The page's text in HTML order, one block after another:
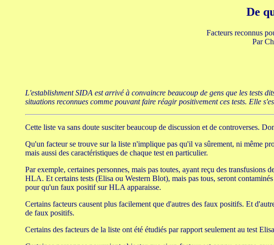
De
Facteurs reconnus
Par
L'establishment SIDA est arrivé à convaincre beaucoup de gens que les tests
situations reconnues comme pouvant faire réagir positivement ces tests. Elle
Cette liste va sans doute susciter beaucoup de discussion et de controverses.
Qu'un facteur se trouve sur la liste n'implique pas qu'il va sûrement, ni même
mais aussi des caractéristiques de chaque test en particulier.
Par exemple, certaines personnes, mais pas toutes, ayant reçu des
HLA. Et certains tests (Elisa ou Western Blot), mais pas tous, seront
pour qu'un faux positif sur HLA apparaisse.
Certains facteurs causent plus facilement que d'autres des faux positifs. Et
de faux positifs.
Certains des facteurs de la liste ont été étudiés par rapport seulement au test